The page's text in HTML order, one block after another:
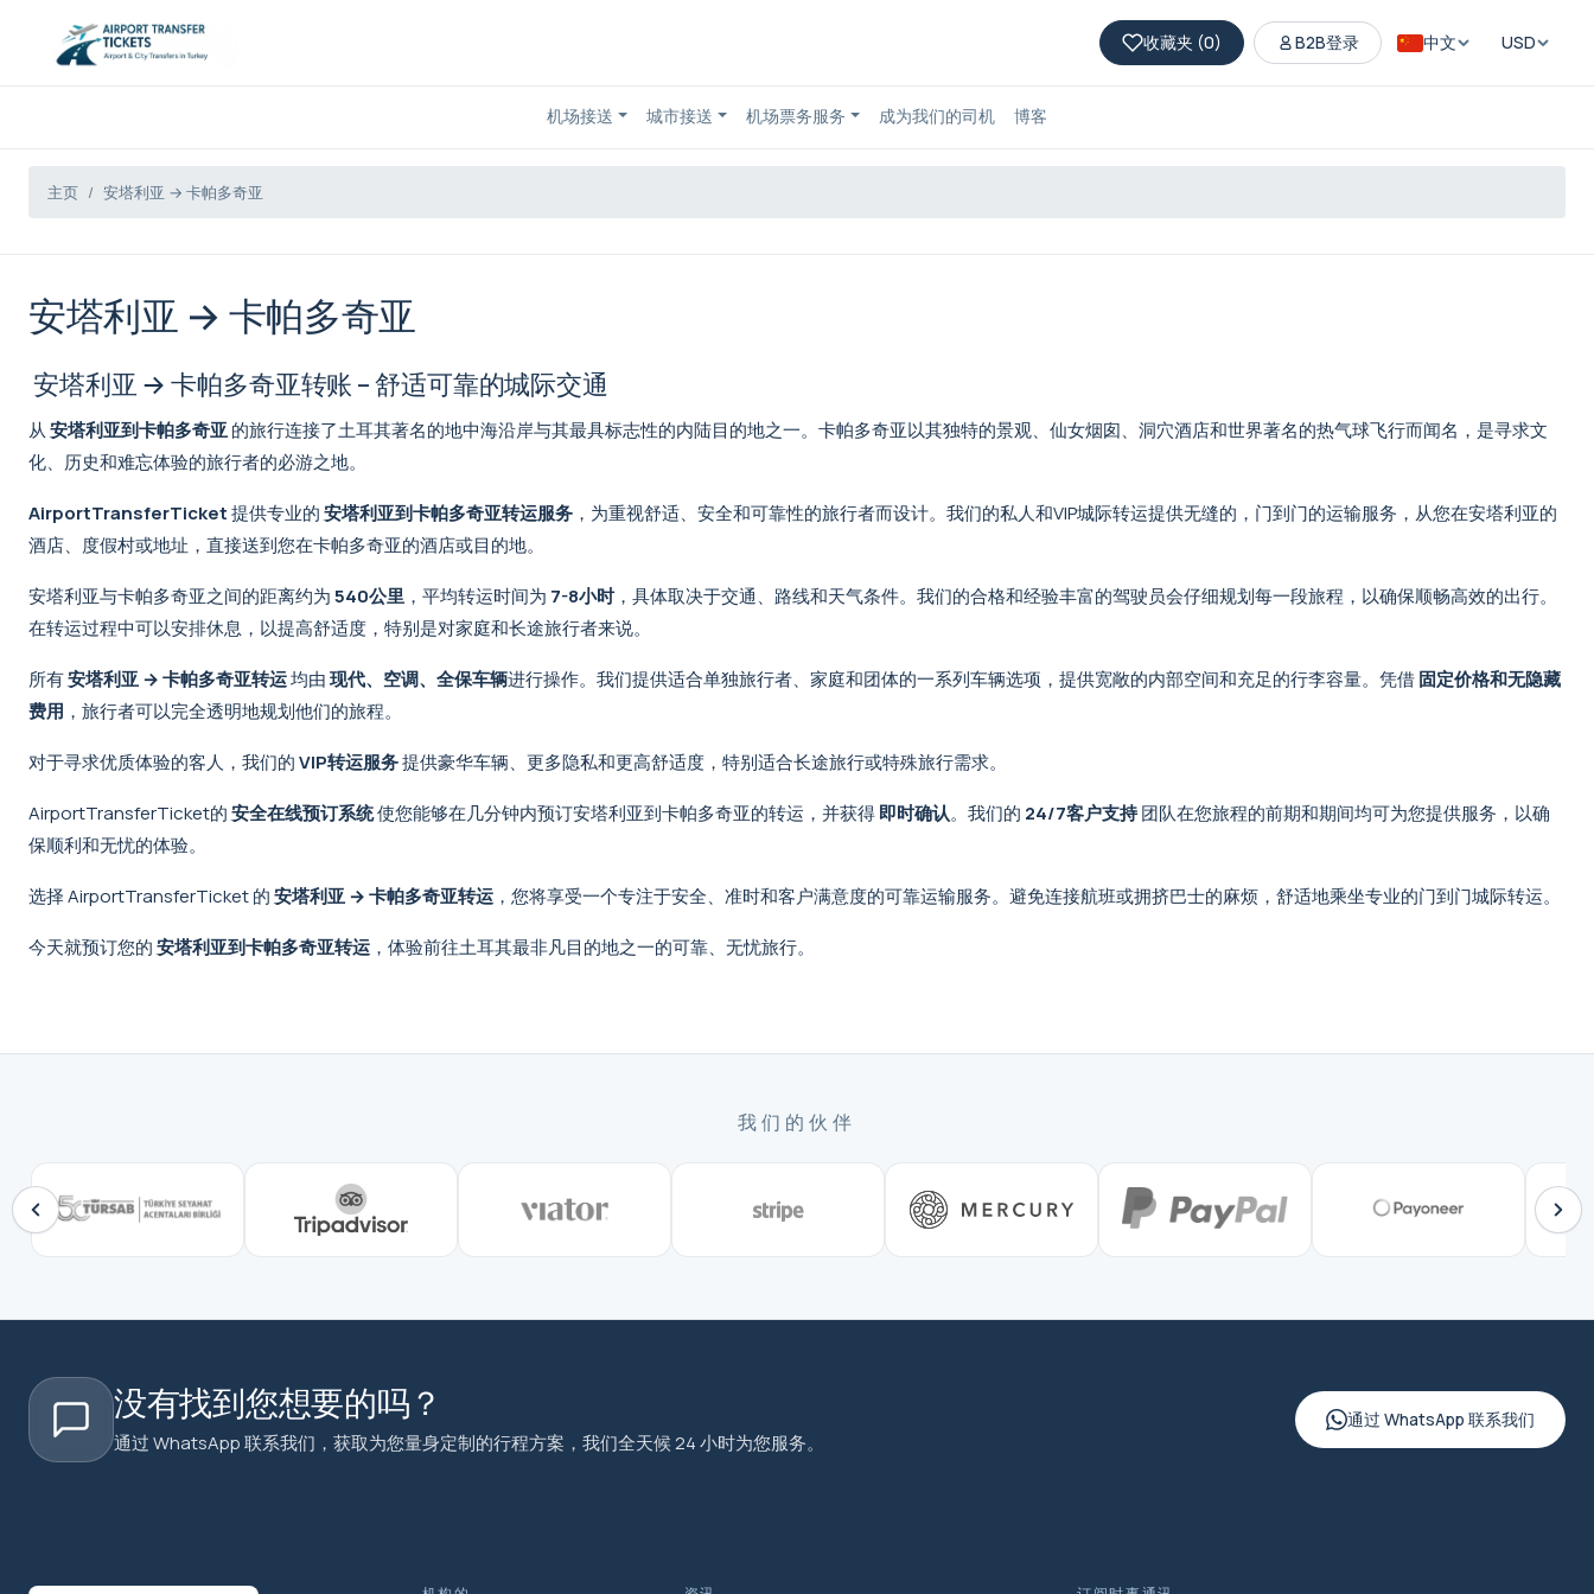
收藏夹 (0) B2B登录 中文 USD
机场接送 城市接送 机场票务服务 成为我们的司机 博客
主页 安塔利亚 → 卡帕多奇亚
安塔利亚 → 卡帕多奇亚
安塔利亚 → 卡帕多奇亚转账 – 舒适可靠的城际交通
从安塔利亚到卡帕多奇亚的旅行连接了土耳其著名的地中海沿岸与其最具标志性的内陆目的地之一。卡帕多奇亚以其独特的景观、仙女烟囱、洞穴酒店和世界著名的热气球飞行而闻名，是寻求文
化、历史和难忘体验的旅行者的必游之地。
AirportTransferTicket提供专业的安塔利亚到卡帕多奇亚转运服务 ，为重视舒适、安全和可靠性的旅行者而设计。我们的私人和VIP城际转运提供无缝的，门到门的运输服务，从您在安塔利亚的
酒店、度假村或地址，直接送到您在卡帕多奇亚的酒店或目的地。
安塔利亚与卡帕多奇亚之间的距离约为540公里 ，平均转运时间为 7-8小时，具体取决于交通、路线和天气条件。我们的合格和经验丰富的驾驶员会仔细规划每一段旅程，以确保顺畅高效的出行。
在转运过程中可以安排休息，以提高舒适度，特别是对家庭和长途旅行者来说。
所有安塔利亚 → 卡帕多奇亚转运均由现代、空调、全保车辆进行操作。我们提供适合单独旅行者、家庭和团体的一系列车辆选项，提供宽敞的内部空间和充足的行李容量。凭借固定价格和无隐藏
费用 ，旅行者可以完全透明地规划他们的旅程。
对于寻求优质体验的客人，我们的VIP转运服务提供豪华车辆、更多隐私和更高舒适度，特别适合长途旅行或特殊旅行需求。
AirportTransferTicket的安全在线预订系统使您能够在几分钟内预订安塔利亚到卡帕多奇亚的转运，并获得即时确认。我们的 24/7客户支持团队在您旅程的前期和期间均可为您提供服务，以确
保顺利和无忧的体验。
选择 AirportTransferTicket 的安塔利亚 → 卡帕多奇亚转运 ，您将享受一个专注于安全、准时和客户满意度的可靠运输服务。避免连接航班或拥挤巴士的麻烦，舒适地乘坐专业的门到门城际转运。
今天就预订您的安塔利亚到卡帕多奇亚转运 ，体验前往土耳其最非凡目的地之一的可靠、无忧旅行。
我们的伙伴
没有找到您想要的吗？
通过 WhatsApp 联系我们，获取为您量身定制的行程方案，我们全天候 24 小时为您服务。
通过 WhatsApp 联系我们